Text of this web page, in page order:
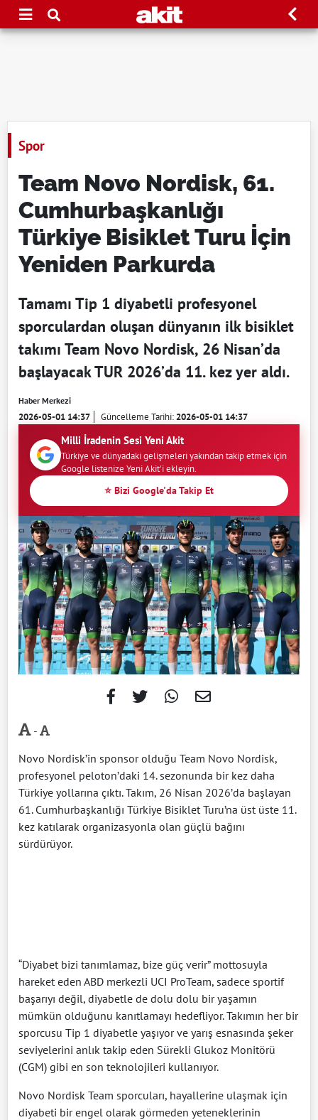
Spor
Team Novo Nordisk, 61.
Cumhurbaşkanlığı
Türkiye Bisiklet Turu İçin
Yeniden Parkurda
Tamamı Tip 1 diyabetli profesyonel
sporculardan oluşan dünyanın ilk bisiklet
takımı Team Novo Nordisk, 26 Nisan’da
başlayacak TUR 2026’da 11. kez yer aldı.
Haber Merkezi
2026-05-01 14:37 Güncelleme Tarihi:2026-05-01 14:37
Milli İradenin Sesi Yeni Akit
Türkiye ve dünyadaki gelişmeleri yakından takip etmek için
Google listenize Yeni Akit'i ekleyin.
⭐ Bizi Google'da Takip Et
-
Novo Nordisk’in sponsor olduğu Team Novo Nordisk,
profesyonel peloton’daki 14. sezonunda bir kez daha
Türkiye yollarına çıktı. Takım, 26 Nisan 2026’da başlayan
61. Cumhurbaşkanlığı Türkiye Bisiklet Turu’na üst üste 11.
kez katılarak organizasyonla olan güçlü bağını
sürdürüyor.
“Diyabet bizi tanımlamaz, bize güç verir” mottosuyla
hareket eden ABD merkezli UCI ProTeam, sadece sportif
başarıyı değil, diyabetle de dolu dolu bir yaşamın
mümkün olduğunu kanıtlamayı hedefliyor. Takımın her bir
sporcusu Tip 1 diyabetle yaşıyor ve yarış esnasında şeker
seviyelerini anlık takip eden Sürekli Glukoz Monitörü
(CGM) gibi en son teknolojileri kullanıyor.
Novo Nordisk Team sporcuları, hayallerine ulaşmak için
diyabeti bir engel olarak görmeden yeteneklerinin